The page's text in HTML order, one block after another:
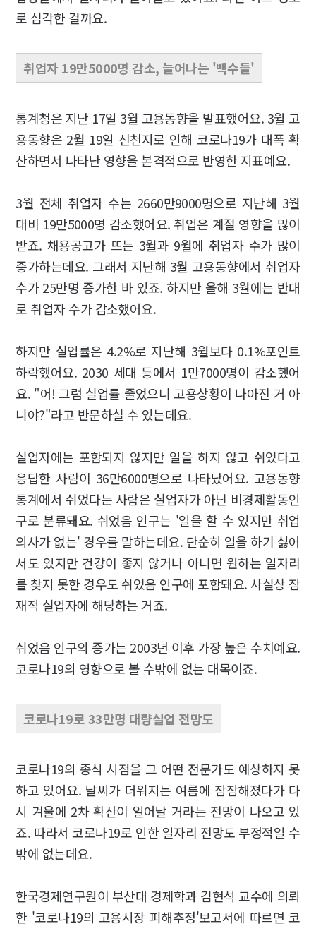
로 심각한 걸까요.
취업자 19만5000명 감소, 늘어나는 '백수들'
통계청은 지난 17일 3월 고용동향을 발표했어요. 3월 고
용동향은 2월 19일 신천지로 인해 코로나19가 대폭 확
산하면서 나타난 영향을 본격적으로 반영한 지표예요.
3월 전체 취업자 수는 2660만9000명으로 지난해 3월
대비 19만5000명 감소했어요. 취업은 계절 영향을 많이
받죠. 채용공고가 뜨는 3월과 9월에 취업자 수가 많이
증가하는데요. 그래서 지난해 3월 고용동향에서 취업자
수가 25만명 증가한 바 있죠. 하지만 올해 3월에는 반대
로 취업자 수가 감소했어요.
하지만 실업률은 4.2%로 지난해 3월보다 0.1%포인트
하락했어요. 2030 세대 등에서 1만7000명이 감소했어
요. "어! 그럼 실업률 줄었으니 고용상황이 나아진 거 아
니야?"라고 반문하실 수 있는데요.
실업자에는 포함되지 않지만 일을 하지 않고 쉬었다고
응답한 사람이 36만6000명으로 나타났어요. 고용동향
통계에서 쉬었다는 사람은 실업자가 아닌 비경제활동인
구로 분류돼요. 쉬었음 인구는 '일을 할 수 있지만 취업
의사가 없는' 경우를 말하는데요. 단순히 일을 하기 싫어
서도 있지만 건강이 좋지 않거나 아니면 원하는 일자리
를 찾지 못한 경우도 쉬었음 인구에 포함돼요. 사실상 잠
재적 실업자에 해당하는 거죠.
쉬었음 인구의 증가는 2003년 이후 가장 높은 수치예요.
코로나19의 영향으로 볼 수밖에 없는 대목이죠.
코로나19로 33만명 대량실업 전망도
코로나19의 종식 시점을 그 어떤 전문가도 예상하지 못
하고 있어요. 날씨가 더워지는 여름에 잠잠해졌다가 다
시 겨울에 2차 확산이 일어날 거라는 전망이 나오고 있
죠. 따라서 코로나19로 인한 일자리 전망도 부정적일 수
밖에 없는데요.
한국경제연구원이 부산대 경제학과 김현석 교수에 의뢰
한 '코로나19의 고용시장 피해추정'보고서에 따르면 코